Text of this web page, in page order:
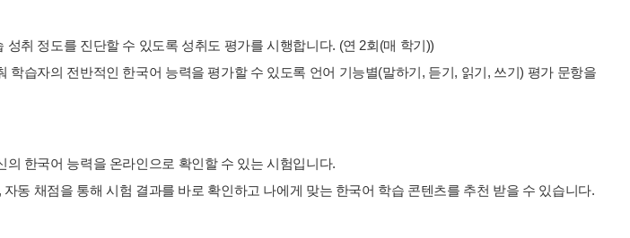
취 정도를 진단할 수 있도록 성취도 평가를 시행합니다. (연 2회(매 학기))
학습자의 전반적인 한국어 능력을 평가할 수 있도록 언어 기능별(말하기, 듣기, 읽기, 쓰기) 평가 문항을
한국어 능력을 온라인으로 확인할 수 있는 시험입니다.
동 채점을 통해 시험 결과를 바로 확인하고 나에게 맞는 한국어 학습 콘텐츠를 추천 받을 수 있습니다.